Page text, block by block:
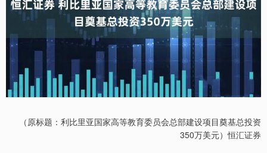
（原标题：利比里亚国家高等教育委员会总部建设项目奠基总投资
350万美元）恒汇证券